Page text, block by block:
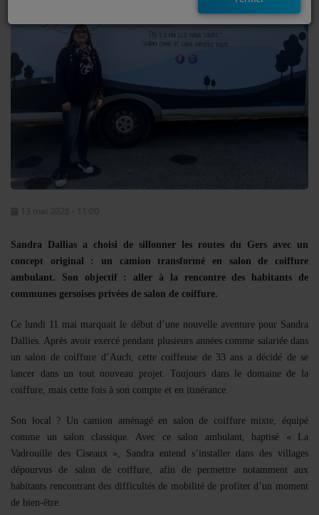
EMISSIONS
TITRES DIFFUSÉS
FRÉQUENCES
EVÈNEMENTS
CONTACTEZ-NOUS
RÉGIE PUBLICTIAIRE
Se connecter
Sandra Dallias a choisi de sillonner les routes du Gers avec un
concept original : un camion transformé en salon de coiffure
ambulant. Son objectif : aller à la rencontre des habitants de
communes gersoises privées de salon de coiffure.
Ce lundi 11 mai marquait le début d’une nouvelle aventure pour Sandra
Dallies . Après avoir exercé pendant plusieurs années comme salariée dans
un salon de coiffure d’ Auch , cette coiffeuse de 33 ans a décidé de se
lancer dans un tout nouveau projet. Toujours dans le domaine de la
coiffure, mais cette fois à son compte et en itinérance.
Son local ? Un camion aménagé en salon de coiffure mixte, équipé
comme un salon classique. Avec ce salon ambulant, baptisé « La
Vadrouille des Ciseaux », Sandra entend s’installer dans des villages
dépourvus de salon de coiffure, afin de permettre notamment aux
habitants rencontrant des difficultés de mobilité de profiter d’un moment
de bien-être.